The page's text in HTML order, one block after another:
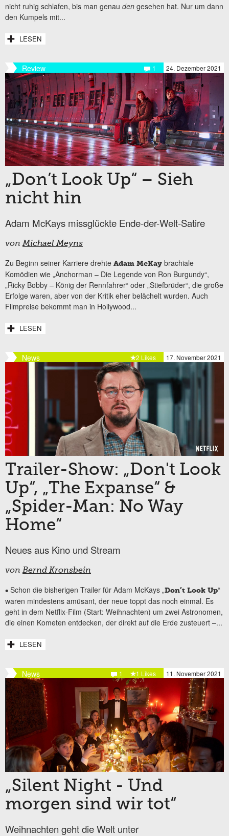
nicht ruhig schlafen, bis man genau den gesehen hat. Nur um dann
den Kumpels mit...
LESEN
Review 24. Dezember 2021
1
„Don’t Look Up“ – Sieh
nicht hin
Adam McKays missglückte Ende-der-Welt-Satire
vonMichael Meyns
Zu Beginn seiner Karriere drehte Adam McKay brachiale
Komödien wie „Anchorman – Die Legende von Ron Burgundy“,
„Ricky Bobby – König der Rennfahrer“ oder „Stiefbrüder“, die große
Erfolge waren, aber von der Kritik eher belächelt wurden. Auch
Filmpreise bekommt man in Hollywood...
LESEN
News 17. November 2021
2 Likes
Trailer-Show: „Don't Look
Up“, „The Expanse“ &
„Spider-Man: No Way
Home“
Neues aus Kino und Stream
von Bernd Kronsbein
• Schon die bisherigen Trailer für Adam McKays „Don’t Look Up“
waren mindestens amüsant, der neue toppt das noch einmal. Es
geht in dem Netflix-Film (Start: Weihnachten) um zwei Astronomen,
die einen Kometen entdecken, der direkt auf die Erde zusteuert –...
LESEN
News 11. November 2021
1 Likes
1
„Silent Night - Und
morgen sind wir tot“
Weihnachten geht die Welt unter